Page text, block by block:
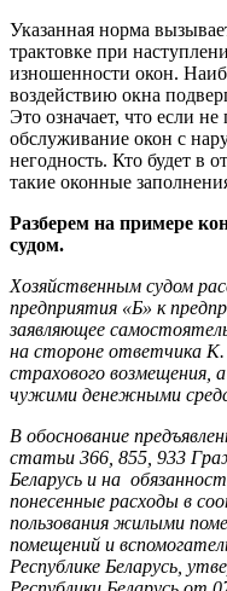
Указанная норма
трактовке при
изношенности окон.
воздействию окна
Это означает, что если
обслуживание окон с
негодность. Кто будет в
такие оконные
Разберем на примере
судом.
Хозяйственным судом
предприятия «Б» к
заявляющее
на стороне ответчика К.
страхового возмещения,
чужими денежными
В обоснование
статьи 366, 855, 933
Беларусь и на
понесенные расходы в
пользования жилыми
помещений и
Республике Беларусь,